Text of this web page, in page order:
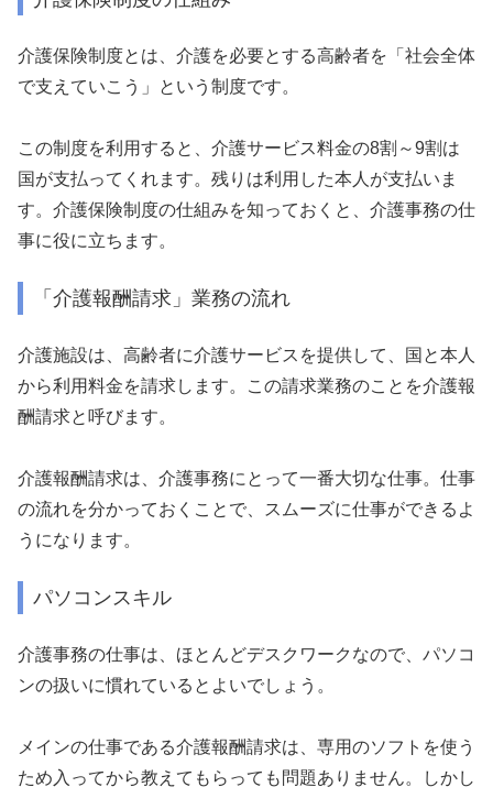
介護保険制度とは、介護を必要とする高齢者を「社会全体
で支えていこう」という制度です。
この制度を利用すると、介護サービス料金の8割～9割は
国が支払ってくれます。残りは利用した本人が支払いま
す。介護保険制度の仕組みを知っておくと、介護事務の仕
事に役に立ちます。
「介護報酬請求」業務の流れ
介護施設は、高齢者に介護サービスを提供して、国と本人
から利用料金を請求します。この請求業務のことを介護報
酬請求と呼びます。
介護報酬請求は、介護事務にとって一番大切な仕事。仕事
の流れを分かっておくことで、スムーズに仕事ができるよ
うになります。
パソコンスキル
介護事務の仕事は、ほとんどデスクワークなので、パソコ
ンの扱いに慣れているとよいでしょう。
メインの仕事である介護報酬請求は、専用のソフトを使う
ため入ってから教えてもらっても問題ありません。しかし